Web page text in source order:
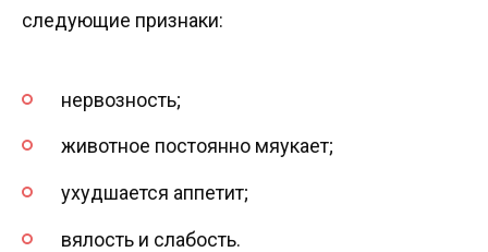
следующие признаки:
нервозность;
животное постоянно мяукает;
ухудшается аппетит;
вялость и слабость.